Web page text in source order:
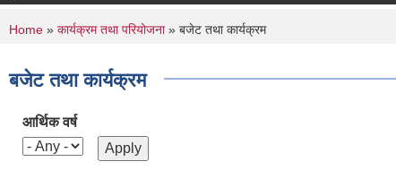
You are here
Home » कार्यक्रम तथा परियोजना» बजेट तथा कार्यक्रम
बजेट तथा कार्यक्रम
आर्थिक वर्ष